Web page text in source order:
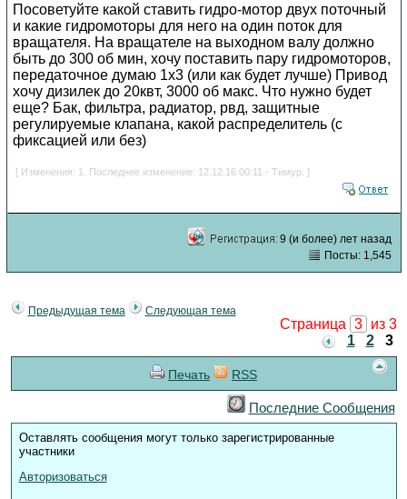
Посоветуйте какой ставить гидро-мотор двух поточный
и какие гидромоторы для него на один поток для
вращателя. На вращателе на выходном валу должно
быть до 300 об мин, хочу поставить пару гидромоторов,
передаточное думаю 1х3 (или как будет лучше) Привод
хочу дизилек до 20квт, 3000 об макс. Что нужно будет
еще? Бак, фильтра, радиатор, рвд, защитные
регулируемые клапана, какой распределитель (с
фиксацией или без)
[ Изменения: 1. Последнее изменение: 12.12.16 00:11 - Тимур. ]
9 (и более) лет назад
Посты: 1,545
Предыдущая тема Следующая тема
Страница 3 из 3
1
2 3
Печать RSS
Последние Сообщения
Оставлять сообщения могут только зарегистрированные
участники
Авторизоваться